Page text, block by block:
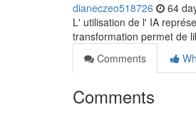
dianeczeo518726 64
L' utilisation de l' IA
transformation permet de
Comments
Comments